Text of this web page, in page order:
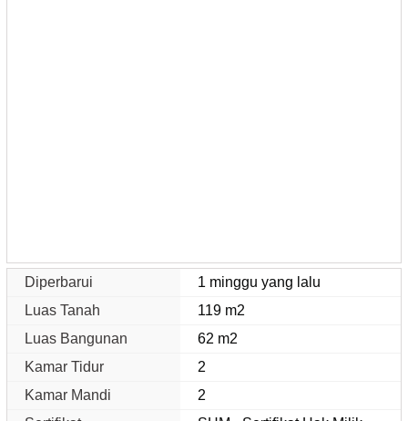
Diperbarui
1 minggu yang lalu
Luas Tanah
119 m2
Luas Bangunan
62 m2
Kamar Tidur
2
Kamar Mandi
2